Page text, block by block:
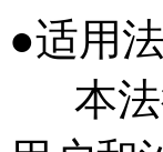
●适用
本法